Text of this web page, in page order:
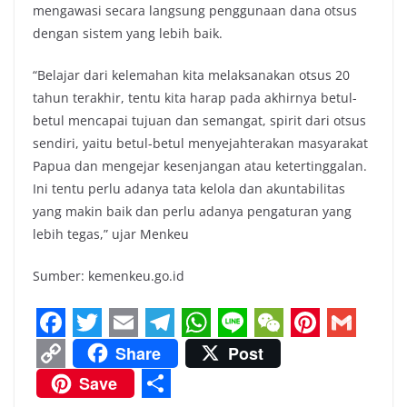
mengawasi secara langsung penggunaan dana otsus
dengan sistem yang lebih baik.
“Belajar dari kelemahan kita melaksanakan otsus 20
tahun terakhir, tentu kita harap pada akhirnya betul-
betul mencapai tujuan dan semangat, spirit dari otsus
sendiri, yaitu betul-betul menyejahterakan masyarakat
Papua dan mengejar kesenjangan atau ketertinggalan.
Ini tentu perlu adanya tata kelola dan akuntabilitas
yang makin baik dan perlu adanya pengaturan yang
lebih tegas,” ujar Menkeu
Sumber: kemenkeu.go.id
F
a
T
w
E
m
T
e
W
h
L
i
W
e
C
Share
Post
Save